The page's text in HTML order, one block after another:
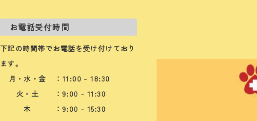
お電話受付時間
下記の時間帯でお電話を受け付けており
ます。
月・水・金
：11:00 - 18:30
火・土
：9:00 - 11:30
木
：9:00 - 15:30